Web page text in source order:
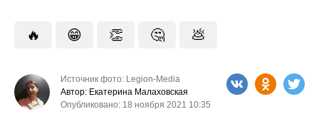
🔥 😁 👏 🤔 💩
Источник фото: Legion-Media
Автор: Екатерина Малаховская
Опубликовано: 18 ноября 2021 10:35